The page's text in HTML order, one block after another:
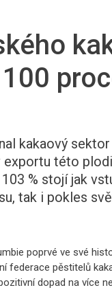
kakaový
této
% stojí jak
tak i pokles
poprvé ve své
federace pěstitelů
dopad na více